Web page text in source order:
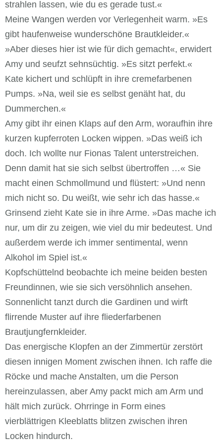
strahlen lassen, wie du es gerade tust.«
Meine Wangen werden vor Verlegenheit warm. »Es
gibt haufenweise wunderschöne Brautkleider.«
»Aber dieses hier ist wie für dich gemacht«, erwidert
Amy und seufzt sehnsüchtig. »Es sitzt perfekt.«
Kate kichert und schlüpft in ihre cremefarbenen
Pumps. »Na, weil sie es selbst genäht hat, du
Dummerchen.«
Amy gibt ihr einen Klaps auf den Arm, woraufhin ihre
kurzen kupferroten Locken wippen. »Das weiß ich
doch. Ich wollte nur Fionas Talent unterstreichen.
Denn damit hat sie sich selbst übertroffen …« Sie
macht einen Schmollmund und flüstert: »Und nenn
mich nicht so. Du weißt, wie sehr ich das hasse.«
Grinsend zieht Kate sie in ihre Arme. »Das mache ich
nur, um dir zu zeigen, wie viel du mir bedeutest. Und
außerdem werde ich immer sentimental, wenn
Alkohol im Spiel ist.«
Kopfschüttelnd beobachte ich meine beiden besten
Freundinnen, wie sie sich versöhnlich ansehen.
Sonnenlicht tanzt durch die Gardinen und wirft
flirrende Muster auf ihre fliederfarbenen
Brautjungfernkleider.
Das energische Klopfen an der Zimmertür zerstört
diesen innigen Moment zwischen ihnen. Ich raffe die
Röcke und mache Anstalten, um die Person
hereinzulassen, aber Amy packt mich am Arm und
hält mich zurück. Ohrringe in Form eines
vierblättrigen Kleeblatts blitzen zwischen ihren
Locken hindurch.